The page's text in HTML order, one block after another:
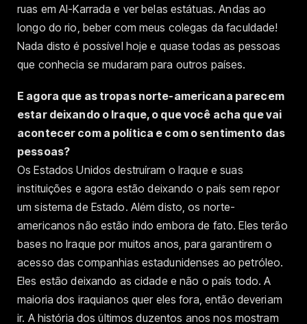
ruas em Al-Karrada e ver belas estátuas. Andas ao
longo do rio, beber com meus colegas da faculdade!
Nada disto é possível hoje e quase todas as pessoas
que conhecia se mudaram para outros países.
E agora que as tropas norte-americana parecem
estar deixando o Iraque, o que você acha que vai
acontecer com a política e com o sentimento das
pessoas?
Os Estados Unidos destruíram o Iraque e suas
instituições e agora estão deixando o país sem repor
um sistema de Estado. Além disto, os norte-
americanos não estão indo embora de fato. Eles terão
bases no Iraque por muitos anos, para garantirem o
acesso das companhias estadunidenses ao petróleo.
Eles estão deixando as cidade e não o país todo. A
maioria dos iraquianos quer eles fora, então deveriam
ir. A história dos últimos duzentos anos nos mostram